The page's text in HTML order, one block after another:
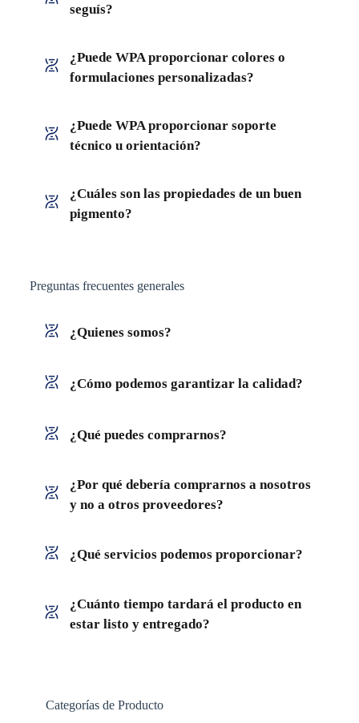
seguís?
¿Puede WPA proporcionar colores o
formulaciones personalizadas?
¿Puede WPA proporcionar soporte
técnico u orientación?
¿Cuáles son las propiedades de un buen
pigmento?
Preguntas frecuentes generales
¿Quienes somos?
¿Cómo podemos garantizar la calidad?
¿Qué puedes comprarnos?
¿Por qué debería comprarnos a nosotros
y no a otros proveedores?
¿Qué servicios podemos proporcionar?
¿Cuánto tiempo tardará el producto en
estar listo y entregado?
Categorías de Producto